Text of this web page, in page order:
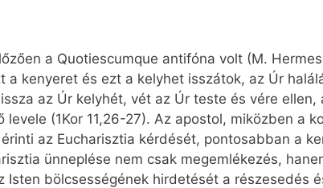
a Quotiescumque antifóna volt (M.
a kenyeret és ezt a kelyhet isszátok, az Úr
az Úr kelyhét, vét az Úr teste és vére ellen,
(1Kor 11,26-27). Az apostol, miközben a
az Eucharisztia kérdését, pontosabban a
ünneplése nem csak megemlékezés,
bölcsességének hirdetését a részesedés